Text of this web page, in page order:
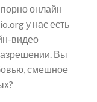
онлайн
у нас есть
видео
Вы
смешное